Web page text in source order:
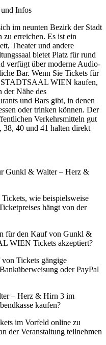
Infos
im neunten Bezirk der Stadt
zu erreichen. Es ist ein
Theater und andere
bietet Platz für rund
verfügt über moderne Audio-
Bar. Wenn Sie Tickets für
WIEN kaufen,
der Nähe des
und Bars gibt, in denen
oder trinken können. Der
Verkehrsmitteln gut
38, 40 und 41 halten direkt
Gunkl & Walter – Herz &
wie beispielsweise
hängt von der
für den Kauf von Gunkl &
WIEN Tickets akzeptiert?
Tickets gängige
oder PayPal
– Herz & Hirn 3 im
kaufen?
im Vorfeld online zu
der Veranstaltung teilnehmen